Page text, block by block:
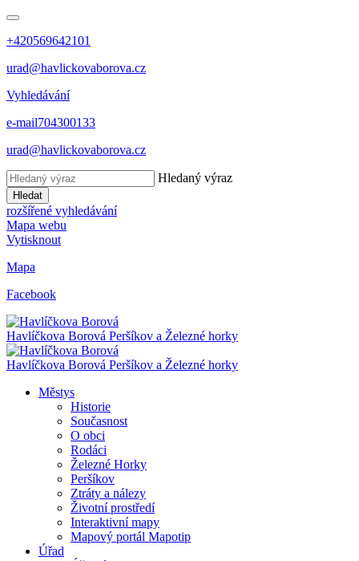
+420569642101
urad@havlickovaborova.cz
Vyhledávání
e-mail704300133
urad@havlickovaborova.cz
Hledaný výraz
Hledat
rozšířené vyhledávání
Mapa webu
Vytisknout
Mapa
Facebook
Havlíčkova Borová Peršíkov a Železné horky
Havlíčkova Borová Peršíkov a Železné horky
Městys
Historie
Současnost
O obci
Rodáci
Železné Horky
Peršíkov
Ztráty a nálezy
Životní prostředí
Interaktivní mapy
Mapový portál Mapotip
Úřad